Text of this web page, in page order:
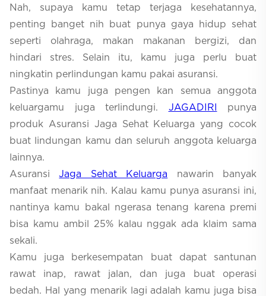
Nah, supaya kamu tetap terjaga kesehatannya,
penting banget nih buat punya gaya hidup sehat
seperti olahraga, makan makanan bergizi, dan
hindari stres. Selain itu, kamu juga perlu buat
ningkatin perlindungan kamu pakai asuransi.
Pastinya kamu juga pengen kan semua anggota
keluargamu juga terlindungi. JAGADIRI
punya
produk Asuransi Jaga Sehat Keluarga yang cocok
buat lindungan kamu dan seluruh anggota keluarga
lainnya.
AsuransiJaga Sehat Keluarga nawarin banyak
manfaat menarik nih. Kalau kamu punya asuransi ini,
nantinya kamu bakal ngerasa tenang karena premi
bisa kamu ambil 25% kalau nggak ada klaim sama
sekali.
Kamu juga berkesempatan buat dapat santunan
rawat inap, rawat jalan, dan juga buat operasi
bedah. Hal yang menarik lagi adalah kamu juga bisa